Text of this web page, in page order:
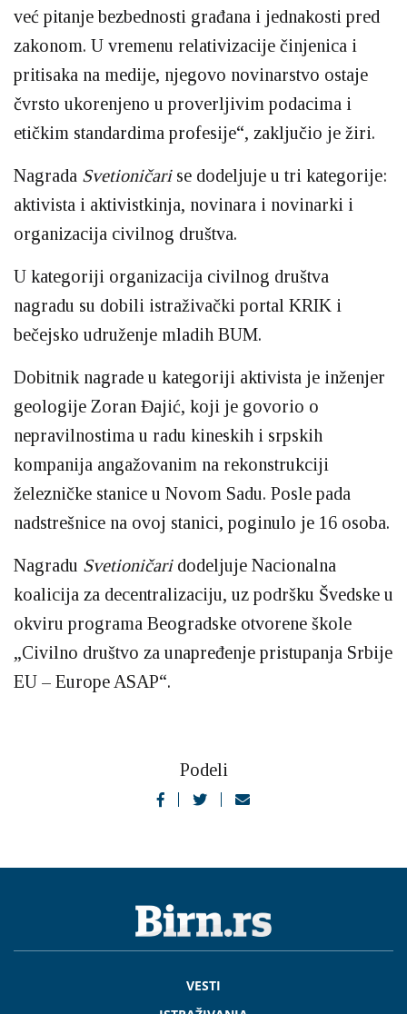
već pitanje bezbednosti građana i jednakosti pred
zakonom. U vremenu relativizacije činjenica i
pritisaka na medije, njegovo novinarstvo ostaje
čvrsto ukorenjeno u proverljivim podacima i
etičkim standardima profesije“, zaključio je žiri.
Nagrada Svetioničarise dodeljuje u tri kategorije:
aktivista i aktivistkinja, novinara i novinarki i
organizacija civilnog društva.
U kategoriji organizacija civilnog društva
nagradu su dobili istraživački portal KRIK i
bečejsko udruženje mladih BUM.
Dobitnik nagrade u kategoriji aktivista je inženjer
geologije Zoran Đajić, koji je govorio o
nepravilnostima u radu kineskih i srpskih
kompanija angažovanim na rekonstrukciji
železničke stanice u Novom Sadu. Posle pada
nadstrešnice na ovoj stanici, poginulo je 16 osoba.
Nagradu Svetioničaridodeljuje Nacionalna
koalicija za decentralizaciju, uz podršku Švedske u
okviru programa Beogradske otvorene škole
„Civilno društvo za unapređenje pristupanja Srbije
EU – Europe ASAP“.
Podeli
VESTI